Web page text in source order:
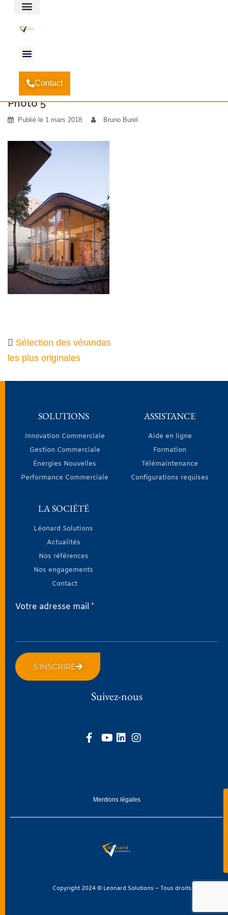
Contact
Accueil-Sélection des vérandas les plus originales
Photo 5
Photo 5
Publié le 1 mars 2018 Bruno Burel
Sélection des vérandas
les plus originales
SOLUTIONS
Innovation Commerciale
Gestion Commerciale
Énergies Nouvelles
Performance Commerciale
ASSISTANCE
Aide en ligne
Formation
Télémaintenance
Configurations requises
LA SOCIÉTÉ
Léonard Solutions
Actualités
Nos références
Nos engagements
Contact
Votre adresse mail *
S'INSCRIRE
Suivez-nous
Mentions légales
Copyright 2024 © Leonard Solutions – Tous droits réservés